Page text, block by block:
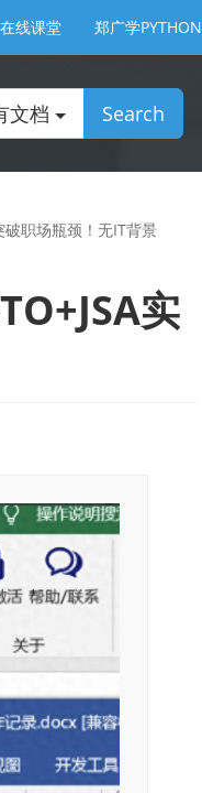
在线课堂 郑广学PYTHON
文档 Search
破职场瓶颈！无IT背景
实